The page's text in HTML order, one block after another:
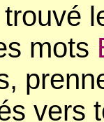
mots
vers